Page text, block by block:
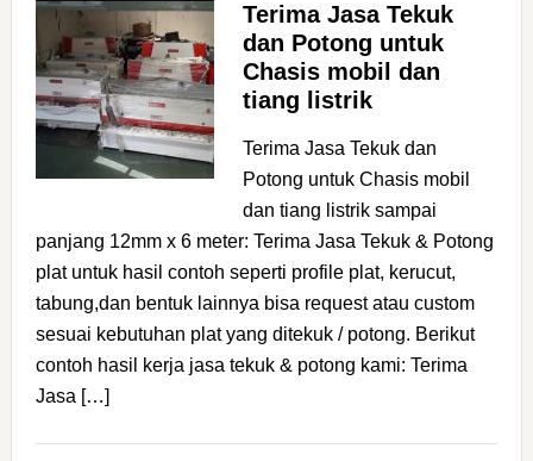
Terima Jasa Tekuk
dan Potong untuk
Chasis mobil dan
tiang listrik
Terima Jasa Tekuk dan
Potong untuk Chasis mobil
dan tiang listrik sampai
panjang 12mm x 6 meter: Terima Jasa Tekuk & Potong
plat untuk hasil contoh seperti profile plat, kerucut,
tabung,dan bentuk lainnya bisa request atau custom
sesuai kebutuhan plat yang ditekuk / potong. Berikut
contoh hasil kerja jasa tekuk & potong kami: Terima
Jasa […]